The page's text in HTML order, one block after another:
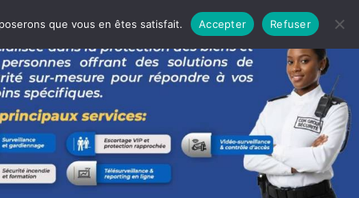
que vous en êtes satisfait. Accepter Refuser